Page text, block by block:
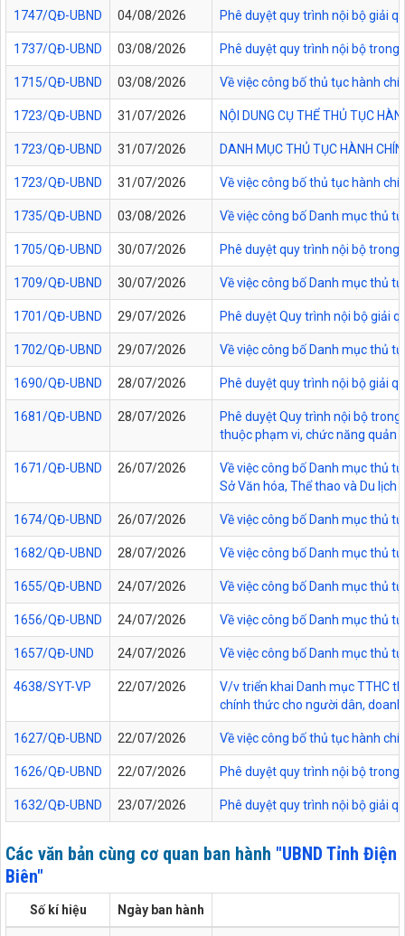
1747/QĐ-UBND 04/08/2026 Phê duyệt quy trình nội bộ giải
1737/QĐ-UBND 03/08/2026 Phê duyệt quy trình nội bộ
1715/QĐ-UBND 03/08/2026 Về việc công bố thủ tục hành
1723/QĐ-UBND 31/07/2026 NỘI DUNG CỤ THỂ THỦ TỤC
1723/QĐ-UBND 31/07/2026 DANH MỤC THỦ TỤC HÀNH
1723/QĐ-UBND 31/07/2026 Về việc công bố thủ tục hành
1735/QĐ-UBND 03/08/2026 Về việc công bố Danh mục thủ
1705/QĐ-UBND 30/07/2026 Phê duyệt quy trình nội bộ
1709/QĐ-UBND 30/07/2026 Về việc công bố Danh mục thủ
1701/QĐ-UBND 29/07/2026 Phê duyệt Quy trình nội bộ giải
1702/QĐ-UBND 29/07/2026 Về việc công bố Danh mục thủ
1690/QĐ-UBND 28/07/2026 Phê duyệt quy trình nội bộ giải
1681/QĐ-UBND 28/07/2026
Phê duyệt Quy trình nội bộ
thuộc phạm vi, chức năng quản
1671/QĐ-UBND 26/07/2026
Về việc công bố Danh mục thủ
Sở Văn hóa, Thể thao và Du lịch
1674/QĐ-UBND 26/07/2026 Về việc công bố Danh mục thủ
1682/QĐ-UBND 28/07/2026 Về việc công bố Danh mục thủ
1655/QĐ-UBND 24/07/2026 Về việc công bố Danh mục thủ
1656/QĐ-UBND 24/07/2026 Về việc công bố Danh mục thủ
1657/QĐ-UND 24/07/2026 Về việc công bố Danh mục thủ
4638/SYT-VP 22/07/2026
V/v triển khai Danh mục TTHC
chính thức cho người dân,
1627/QĐ-UBND 22/07/2026 Về việc công bố thủ tục hành
1626/QĐ-UBND 22/07/2026 Phê duyệt quy trình nội bộ trong
1632/QĐ-UBND 23/07/2026 Phê duyệt quy trình nội bộ giải
Các văn bản cùng cơ quan ban hành "UBND Tỉnh Điện
Biên"
Số kí hiệu Ngày ban hành